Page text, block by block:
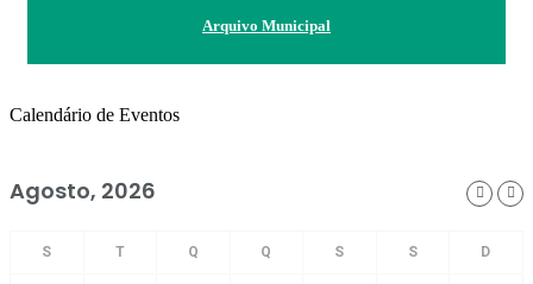
Arquivo Municipal
Calendário de Eventos
Agosto, 2026